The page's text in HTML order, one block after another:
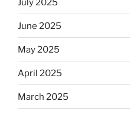
July 2025
June 2025
May 2025
April 2025
March 2025